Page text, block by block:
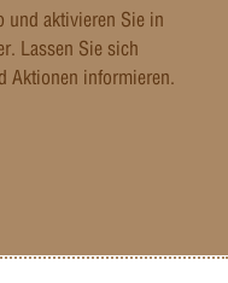
und aktivieren Sie in
Lassen Sie sich
Aktionen informieren.